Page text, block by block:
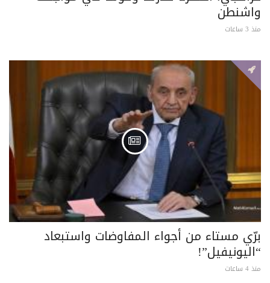
واشنطن
منذ 3 ساعات
برّي مستاء من أجواء المفاوضات واستبعاد
“اليونيفيل”!
منذ 4 ساعات